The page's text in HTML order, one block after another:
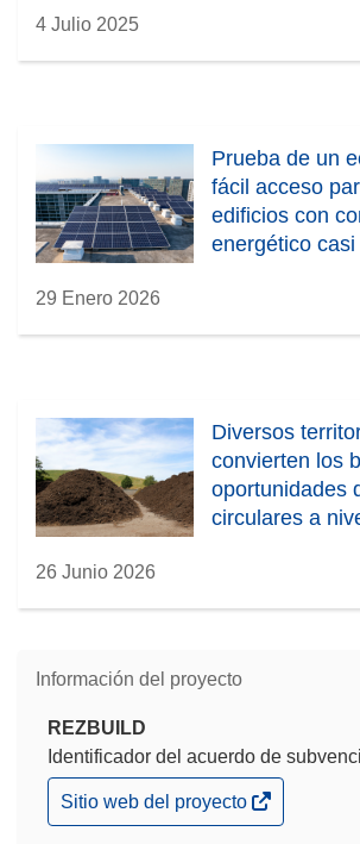
4 Julio 2025
Prueba de un
fácil acceso
edificios con
energético
29 Enero 2026
Diversos
convierten los
oportunidades
circulares a
26 Junio 2026
Información del proyecto
REZBUILD
Identificador del acuerdo de
(se
abrirá
Sitio web del proyecto